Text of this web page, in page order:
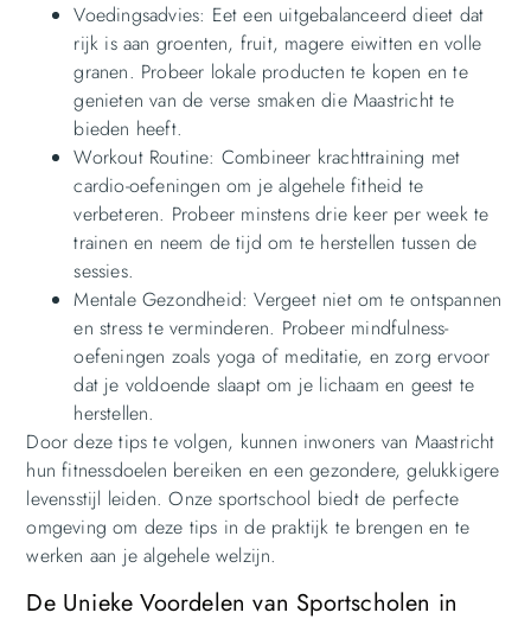
Voedingsadvies: Eet een uitgebalanceerd dieet dat
rijk is aan groenten, fruit, magere eiwitten en volle
granen. Probeer lokale producten te kopen en te
genieten van de verse smaken die Maastricht te
bieden heeft.
Workout Routine: Combineer krachttraining met
cardio-oefeningen om je algehele fitheid te
verbeteren. Probeer minstens drie keer per week te
trainen en neem de tijd om te herstellen tussen de
sessies.
Mentale Gezondheid: Vergeet niet om te ontspannen
en stress te verminderen. Probeer mindfulness-
oefeningen zoals yoga of meditatie, en zorg ervoor
dat je voldoende slaapt om je lichaam en geest te
herstellen.
Door deze tips te volgen, kunnen inwoners van Maastricht
hun fitnessdoelen bereiken en een gezondere, gelukkigere
levensstijl leiden. Onze sportschool biedt de perfecte
omgeving om deze tips in de praktijk te brengen en te
werken aan je algehele welzijn.
De Unieke Voordelen van Sportscholen in